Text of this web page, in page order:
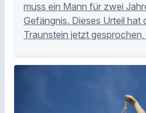
muss ein Mann für zwei
Gefängnis. Dieses Urteil hat
Traunstein jetzt